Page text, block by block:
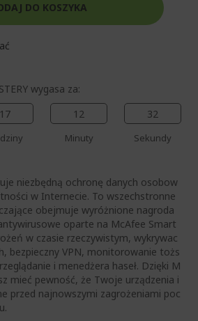
koduwygasa za:
17 12
Minuty
32
Sekundy
niezbędną ochronę danych osobow
w Internecie. To wszechstronne
obejmuje wyróżnione nagroda
oparte na McAfee Smart
w czasie rzeczywistym, wykrywac
bezpieczny VPN, monitorowanie tożs
i menedżera haseł. Dzięki M
mieć pewność, że Twoje urządzenia i
przed najnowszymi zagrożeniami poc
DO KOSZYKA